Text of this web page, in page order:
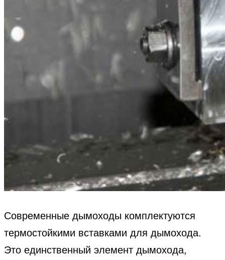
Современные дымоходы комплектуются
термостойкими вставками для дымохода.
Это единственный элемент дымохода,